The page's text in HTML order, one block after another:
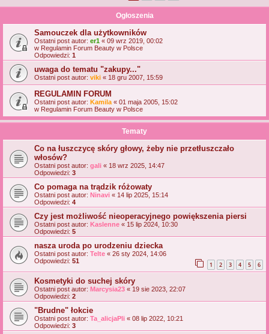
Ogłoszenia
Samouczek dla użytkowników
Ostatni post autor: er1 « 09 wrz 2019, 00:02
w Regulamin Forum Beauty w Polsce
Odpowiedzi: 1
uwaga do tematu "zakupy..."
Ostatni post autor: viki « 18 gru 2007, 15:59
REGULAMIN FORUM
Ostatni post autor: Kamila « 01 maja 2005, 15:02
w Regulamin Forum Beauty w Polsce
Tematy
Co na łuszczycę skóry głowy, żeby nie przetłuszczało
włosów?
Ostatni post autor: gali « 18 wrz 2025, 14:47
Odpowiedzi: 3
Co pomaga na trądzik różowaty
Ostatni post autor: Ninavi « 14 lip 2025, 15:14
Odpowiedzi: 4
Czy jest możliwość nieoperacyjnego powiększenia piersi
Ostatni post autor: Kaslenne « 15 lip 2024, 10:30
Odpowiedzi: 5
nasza uroda po urodzeniu dziecka
Ostatni post autor: Telte « 26 sty 2024, 14:06
Odpowiedzi: 51 1 2 3 4 5 6
Kosmetyki do suchej skóry
Ostatni post autor: Marcysia23 « 19 sie 2023, 22:07
Odpowiedzi: 2
"Brudne" łokcie
Ostatni post autor: Ta_alicjaPli « 08 lip 2022, 10:21
Odpowiedzi: 3